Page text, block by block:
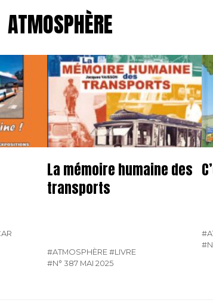
ATMOSPHÈRE
La mémoire humaine des
transports
#ATMOSPHÈRE #LIVRE
#N° 387 MAI 2025